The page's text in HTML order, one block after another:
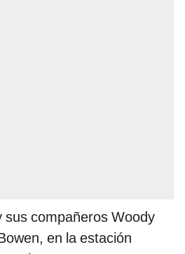
sus compañeros Woody
en la estación